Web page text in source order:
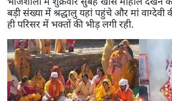
बड़ी संख्या में श्रद्धालु यहां पहुंचे और मां
ही परिसर में भक्तों की भीड़ लगी रही.